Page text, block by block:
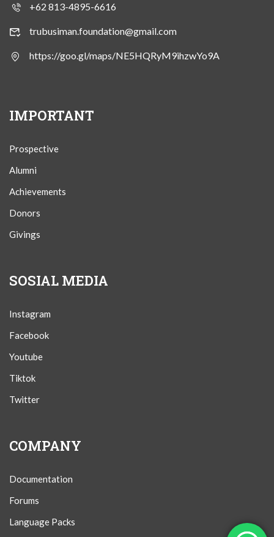
+62 813-4895-6616
trubusiman.foundation@gmail.com
https://goo.gl/maps/NE5HQRyM9ihzwYo9A
IMPORTANT
Prospective
Alumni
Achievements
Donors
Givings
SOSIAL MEDIA
Instagram
Facebook
Youtube
Tiktok
Twitter
COMPANY
Documentation
Forums
Language Packs